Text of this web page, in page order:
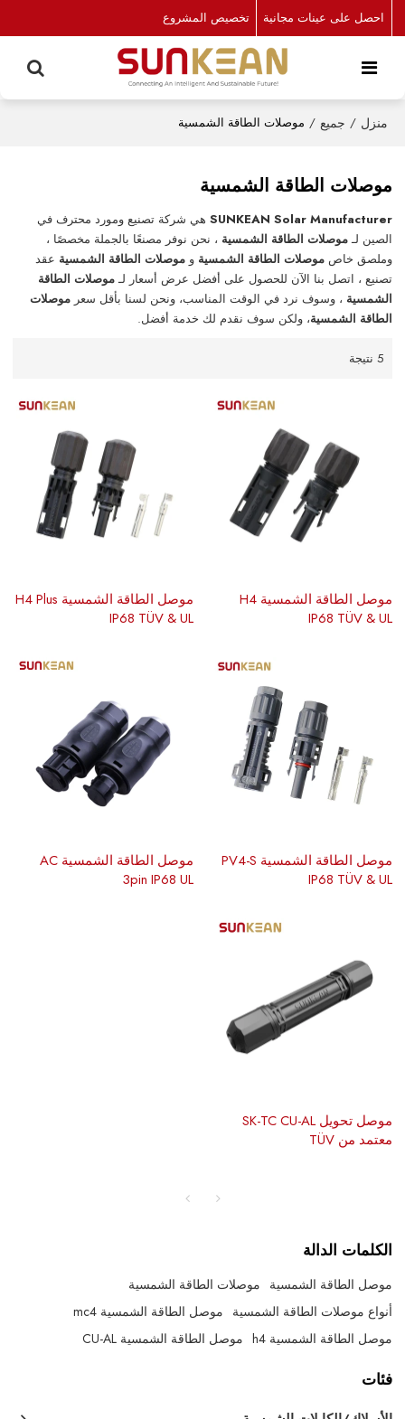
احصل على عينات مجانية تخصيص المشروع
منزل / جميع / موصلات الطاقة الشمسية
موصلات الطاقة الشمسية
SUNKEAN Solar Manufacturer هي شركة تصنيع ومورد محترف في
الصين لـموصلات الطاقة الشمسية ، نحن نوفر مصنعًا بالجملة مخصصًا ،
وملصق خاصموصلات الطاقة الشمسية وموصلات الطاقة الشمسية عقد
تصنيع ، اتصل بنا الآن للحصول على أفضل عرض أسعار لـموصلات الطاقة
الشمسية ، وسوف نرد في الوقت المناسب، ونحن لسنا بأقل سعرموصلات
الطاقة الشمسية، ولكن سوف نقدم لك خدمة أفضل.
5 نتيجة
موصل الطاقة الشمسية H4
IP68 TÜV & UL
موصل الطاقة الشمسية H4 Plus
IP68 TÜV & UL
موصل الطاقة الشمسية PV4-S
IP68 TÜV & UL
موصل الطاقة الشمسية AC
3pin IP68 UL
موصل تحويل SK-TC CU-AL
معتمد من TÜV
الكلمات الدالة
موصل الطاقة الشمسية موصلات الطاقة الشمسية
أنواع موصلات الطاقة الشمسية موصل الطاقة الشمسية mc4
موصل الطاقة الشمسية h4
موصل الطاقة الشمسية CU-AL
فئات